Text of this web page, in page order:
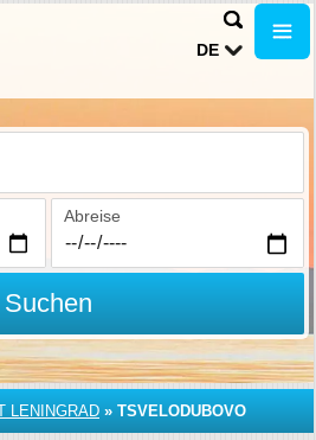
DE
Abreise
Suchen
LENINGRAD » TSVELODUBOVO